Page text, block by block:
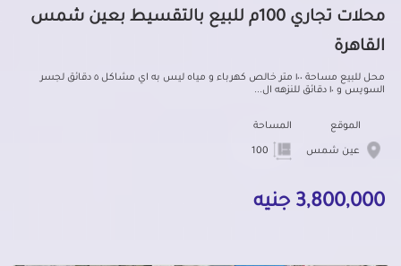
محلات تجاري 100م للبيع بالتقسيط بعين شمس
القاهرة
محل للبيع مساحة ١٠٠ متر خالص كهرباء و مياه ليس به اي مشاكل ٥ دقائق لجسر
السويس و ١٠ دقائق للنزهه ال...
الموقع
عين شمس
المساحة
3,800,000 جنيه